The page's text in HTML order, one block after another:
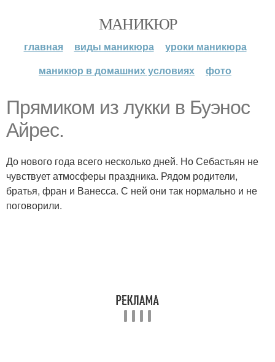
МАНИКЮР
главная виды маникюра
уроки маникюра
маникюр в домашних условиях
фото
Прямиком из лукки в Буэнос
Айрес.
До нового года всего несколько дней. Но Себастьян не
чувствует атмосферы праздника. Рядом родители,
братья, фран и Ванесса. С ней они так нормально и не
поговорили.